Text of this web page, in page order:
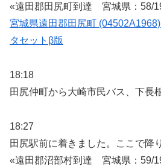
«遠田郡田尻町到達 宮城県：58/
宮城県遠田郡田尻町
タセットβ版
18:18
田尻仲町から大崎市民バス、下長
18:27
田尻駅前に着きました。ここで降
«遠田郡沼部村到達 宮城県：59/